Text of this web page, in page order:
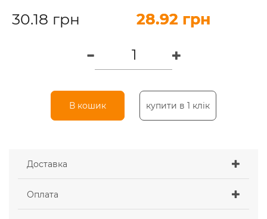
30.18 грн 28.92 грн
28.92 грн
В кошик купити в 1 клік
Доставка
Оплата